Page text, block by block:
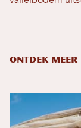
ONTDEK MEER